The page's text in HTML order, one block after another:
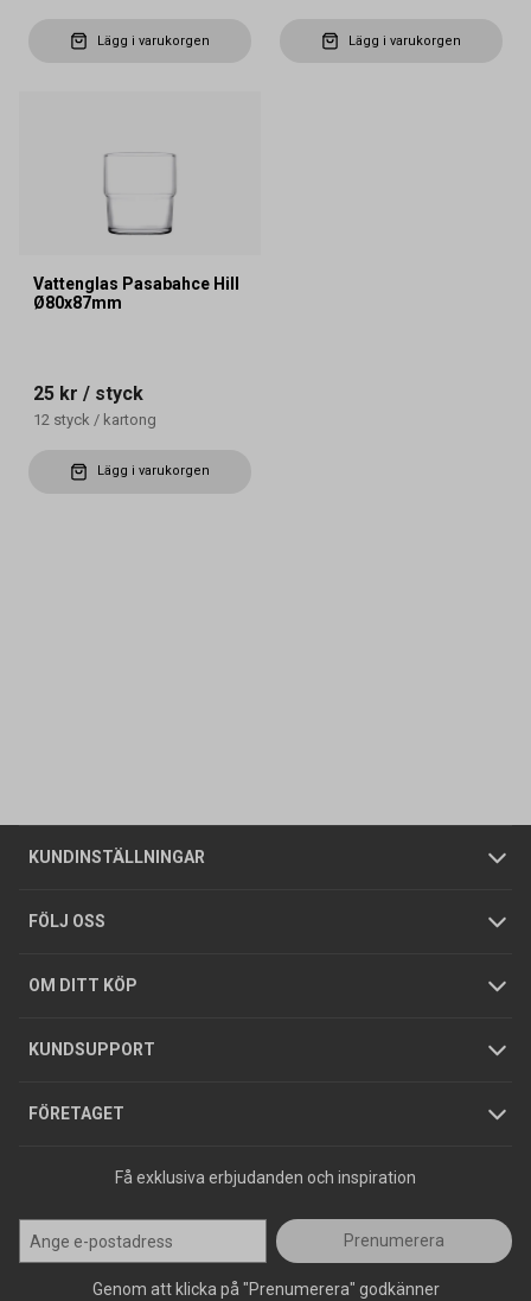
Lägg i varukorgen Lägg i varukorgen
Vattenglas Pasabahce Hill
Ø80x87mm
25 kr / styck
12 styck / kartong
Lägg i varukorgen
KUNDINSTÄLLNINGAR
Företagskund / Privatkund
FÖLJ OSS
OM DITT KÖP
Allmänna försäljningsvillkor
Integritetspolicy
GDPR
KUNDSUPPORT
Butiker
Foldrar och kataloger
Köpguider
Varumärken
FÖRETAGET
Om oss
Tjänster
Hållbarhet
Jobba hos oss
Press
Få exklusiva erbjudanden och inspiration
Prenumerera
Genom att klicka på "Prenumerera" godkänner